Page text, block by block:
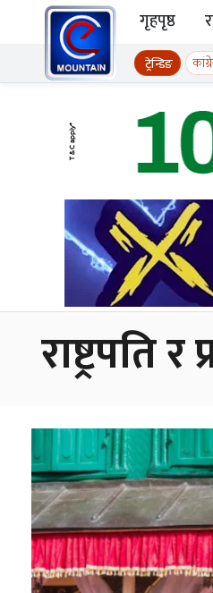
Skip to content
ईमाउण्टेन समाचार
गृहपृष्ठ
ट्रेन्डिङ
राष्ट्रपति